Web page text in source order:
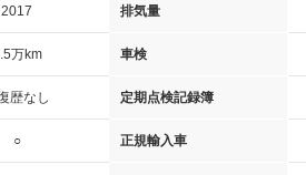
2017 排気量
万km 車検
歴なし 定期点検記録簿
○ 正規輸入車